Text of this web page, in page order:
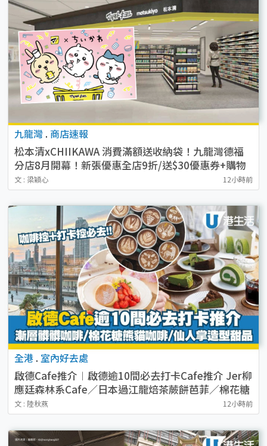
九龍灣 . 商店速報
松本清xCHIIKAWA 消費滿額送收納袋！九龍灣德福
分店8月開幕！新張優惠全店9折/送$30優惠券+購物
袋
文 : 梁穎心 12小時前
全港 . 室內好去處
啟德Cafe推介︱啟德逾10間必去打卡Cafe推介 Jer柳
應廷森林系Cafe／日本過江龍焙茶蕨餅芭菲／棉花糖
熊貓咖啡
文 : 陸秋燕 12小時前